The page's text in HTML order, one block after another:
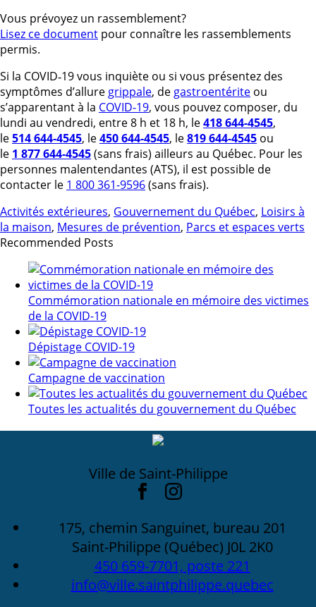
Vous prévoyez un rassemblement?
Lisez ce document pour connaître les rassemblements
permis.
Si la COVID‑19 vous inquiète ou si vous présentez des
symptômes d’allure grippale, de gastroentérite ou
s’apparentant à la COVID-19, vous pouvez composer, du
lundi au vendredi, entre 8 h et 18 h, le418 644-4545,
le514 644-4545, le450 644-4545, le819 644-4545 ou
le 1 877 644-4545(sans frais) ailleurs au Québec. Pour les
personnes malentendantes (ATS), il est possible de
contacter le 1 800 361-9596(sans frais).
Activités extérieures, Gouvernement du Québec, Loisirs à
la maison, Mesures de prévention, Parcs et espaces verts
Recommended Posts
Commémoration nationale en mémoire des victimes
de la COVID-19
Dépistage COVID-19
Campagne de vaccination
Toutes les actualités du gouvernement du Québec
Ville de Saint-Philippe
175, chemin Sanguinet, bureau 201
Saint-Philippe (Québec) J0L 2K0
450 659-7701, poste 221
info@ville.saintphilippe.quebec